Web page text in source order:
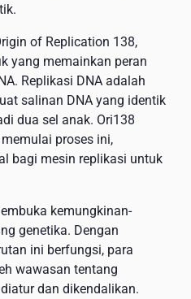
of Replication 138,
yang memainkan peran
Replikasi DNA adalah
salinan DNA yang identik
dua sel anak. Ori138
proses ini,
bagi mesin replikasi untuk
kemungkinan-
genetika. Dengan
ini berfungsi, para
wawasan tentang
dan dikendalikan.